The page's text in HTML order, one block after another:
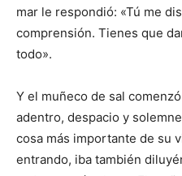
mar le respondió: «Tú me
comprensión. Tienes que
todo».
Y el muñeco de sal
adentro, despacio y
cosa más importante de su
entrando, iba también